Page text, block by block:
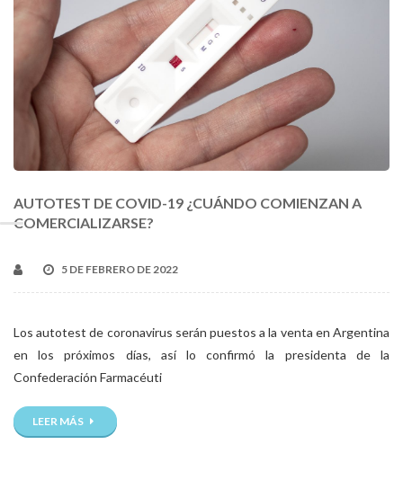
AUTOTEST DE COVID-19 ¿CUÁNDO COMIENZAN A
COMERCIALIZARSE?
5 DE FEBRERO DE 2022
Los autotest de coronavirus serán puestos a la venta en Argentina
en los próximos días, así lo confirmó la presidenta de la
Confederación Farmacéuti
LEER MÁS